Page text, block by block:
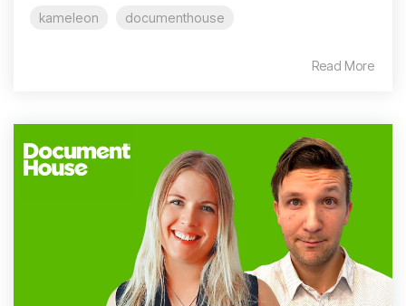
kameleon documenthouse
Read More